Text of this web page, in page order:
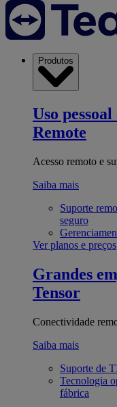
Produtos
Uso
Remote
Acesso remoto e
Saiba mais
Suporte
seguro
Ver planos e preços
Grandes
Tensor
Conectividade
Saiba mais
Suporte de
Tecnologia
fábrica